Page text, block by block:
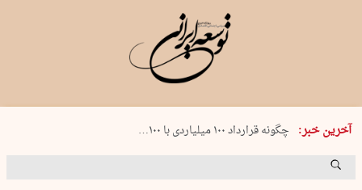
آخرین خبر:
شنبه 17 مرداد 1405 شماره 2244
چگونه قرارداد ۱۰۰ میلیاردی با ۱۰۰…
پنجره‌ای که باز نشد